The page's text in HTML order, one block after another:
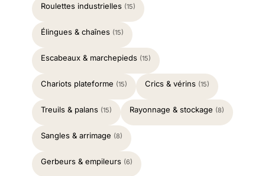
Roulettes industrielles (15)
Élingues & chaînes (15)
Escabeaux & marchepieds (15)
Chariots plateforme (15) Crics & vérins (15)
Treuils & palans (15) Rayonnage & stockage (8)
Sangles & arrimage (8)
Gerbeurs & empileurs (6)